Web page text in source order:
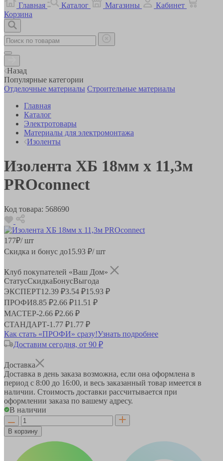
Главная
Каталог Магазины
Кабинет
Корзина
Назад
Популярные категории
Отделочные материалы Строительные материалы
Главная
Каталог
Электротовары
Материалы для электромонтажа
Изоленты
Изолента ХБ 18мм х 11,3м
PROconnect
Код товара: 568690
177₽/ шт
Скидка и бонус до15.93 ₽/ шт
Клуб покупателей «Ваш Дом»
СтатусСкидкаБонусВыгода
ЭКСПЕРТ12.39 ₽3.54 ₽15.93 ₽
ПРОФИ8.85 ₽2.66 ₽11.51 ₽
МАСТЕР-2.66 ₽2.66 ₽
СТАНДАРТ-1.77 ₽1.77 ₽
Как стать «ПРОФИ» сразу!Узнать подробнее
Доставим сегодня, от 90 ₽
Доставка
Доставка в день заказа возможна, если она оформлена в
период с 8:00 до 16:00, и весь заказанный товар имеется в
наличии. Стоимость доставки рассчитывается при
оформлении заказа по вашему адресу.
В наличии
В корзину